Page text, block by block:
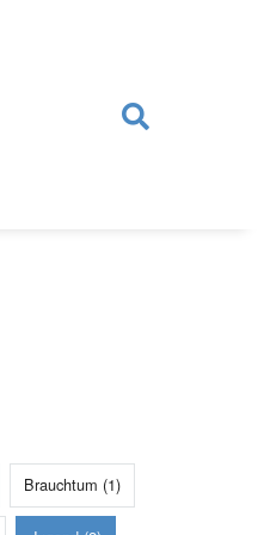
Brauchtum (1)